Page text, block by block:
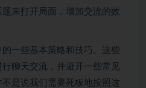
来打开局面，增加交流的效
一些基本策略和技巧。这些
聊天交流，并避开一些常见
是说我们需要死板地按照这